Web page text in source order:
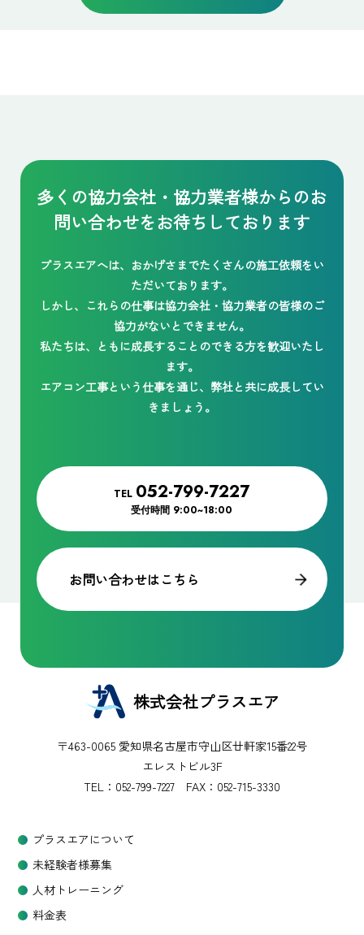
多くの協力会社・協力業者様からのお
問い合わせをお待ちしております
プラスエアへは、おかげさまでたくさんの施工依頼をい
ただいております。
しかし、これらの仕事は協力会社・協力業者の皆様のご
協力がないとできません。
私たちは、ともに成長することのできる方を歓迎いたし
ます。
エアコン工事という仕事を通じ、弊社と共に成長してい
きましょう。
TEL 052-799-7227
受付時間 9:00~18:00
お問い合わせはこちら
株式会社プラスエア
〒463-0065 愛知県名古屋市守山区廿軒家15番22号
エレストビル3F
TEL： 052-799-7227 FAX：052-715-3330
プラスエアについて
未経験者様募集
人材トレーニング
料金表